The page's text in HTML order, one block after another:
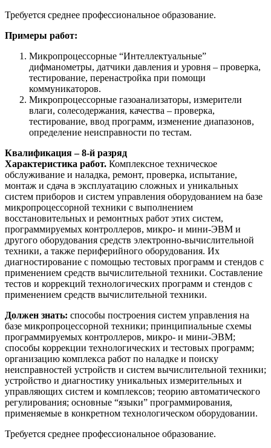
Требуется среднее профессиональное образование.
Примеры работ:
Микропроцессорные “Интеллектуальные”
дифманометры, датчики давления и уровня – проверка,
тестирование, перенастройка при помощи
коммуникаторов.
Микропроцессорные газоанализаторы, измерители
влаги, солесодержания, качества – проверка,
тестирование, ввод программ, изменение диапазонов,
определение неисправности по тестам.
Квалификация – 8-й разряд
Характеристика работ. Комплексное техническое
обслуживание и наладка, ремонт, проверка, испытание,
монтаж и сдача в эксплуатацию сложных и уникальных
систем приборов и систем управления оборудованием на базе
микропроцессорной техники с выполнением
восстановительных и ремонтных работ этих систем,
программируемых контроллеров, микро- и мини-ЭВМ и
другого оборудования средств электронно-вычислительной
техники, а также периферийного оборудования. Их
диагностирование с помощью тестовых программ и стендов с
применением средств вычислительной техники. Составление
тестов и коррекций технологических программ и стендов с
применением средств вычислительной техники.
Должен знать: способы построения систем управления на
базе микропроцессорной техники; принципиальные схемы
программируемых контроллеров, микро- и мини-ЭВМ;
способы коррекции технологических и тестовых программ;
организацию комплекса работ по наладке и поиску
неисправностей устройств и систем вычислительной техники;
устройство и диагностику уникальных измерительных и
управляющих систем и комплексов; теорию автоматического
регулирования; основные “языки” программирования,
применяемые в конкретном технологическом оборудовании.
Требуется среднее профессиональное образование.